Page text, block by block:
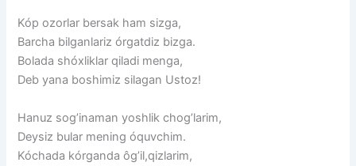
Kóp ozorlar bersak ham sizga,
Barcha bilganlariz órgatdiz bizga.
Bolada shóxliklar qiladi menga,
Deb yana boshimiz silagan Ustoz!
Hanuz sog’inaman yoshlik chog’larim,
Deysiz bular mening óquvchim.
Kóchada kórganda ôg’il,qizlarim,